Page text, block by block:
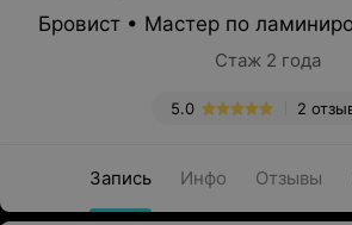
Бровист • Мастер по
Стаж 2 года
2
5.0
Запись Инфо Отзывы